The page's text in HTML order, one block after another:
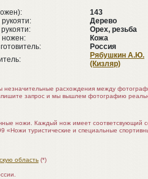
143
Дерево
Орех, резьба
ножен:
Кожа
Россия
Рябушкин А.Ю.
(Кизляр)
незначительные расхождения между
запрос и мы вышлем фотографию
ножи. Каждый нож имеет соответсвующий
туристические и специальные
область (*)